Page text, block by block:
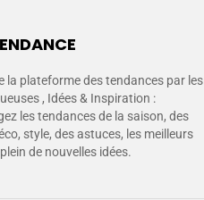
la plateforme des tendances par les
, Idées & Inspiration :
les tendances de la saison, des
style, des astuces, les meilleurs
de nouvelles idées.